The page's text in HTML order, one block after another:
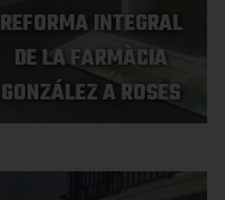
REFORMA INTEGRAL
DE LA FARMÀCIA
GONZÁLEZ A ROSES